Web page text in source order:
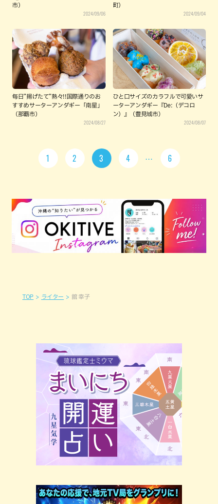
市）
2024/09/06
町）
2024/09/04
毎日”揚げたて”熱々!!国際通りのお
すすめサーターアンダギー「南星」
（那覇市）
2024/08/27
ひと口サイズのカラフルで可愛いサ
ーターアンダギー『De:（デコロ
ン）』（豊見城市）
2024/08/07
1 2 3 4 6
TOP ライター 舘 幸子